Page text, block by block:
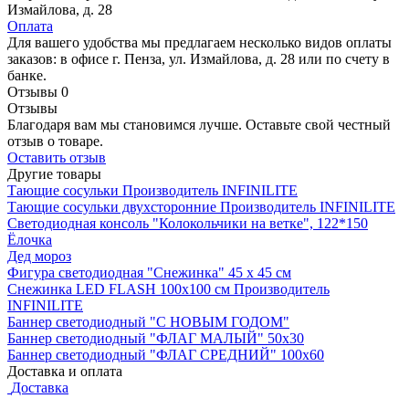
Измайлова, д. 28
Оплата
Для вашего удобства мы предлагаем несколько видов оплаты
заказов: в офисе г. Пенза, ул. Измайлова, д. 28 или по счету в
банке.
Отзывы 0
Отзывы
Благодаря вам мы становимся лучше. Оставьте свой честный
отзыв о товаре.
Оставить отзыв
Другие товары
Тающие сосульки Производитель INFINILITE
Тающие сосульки двухсторонние Производитель INFINILITE
Светодиодная консоль "Колокольчики на ветке", 122*150
Ёлочка
Дед мороз
Фигура светодиодная "Снежинка" 45 х 45 см
Снежинка LED FLASH 100х100 см Производитель
INFINILITE
Баннер светодиодный "С НОВЫМ ГОДОМ"
Баннер светодиодный "ФЛАГ МАЛЫЙ" 50х30
Баннер светодиодный "ФЛАГ СРЕДНИЙ" 100х60
Доставка и оплата
Доставка